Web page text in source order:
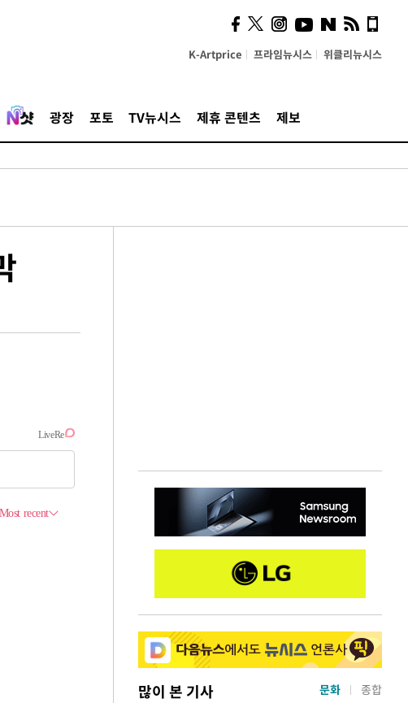
K-Artprice 프라임뉴시스 위클리뉴시스
광장 포토 TV뉴시스 제휴 콘텐츠 제보
많이 본 기사 문화 종합